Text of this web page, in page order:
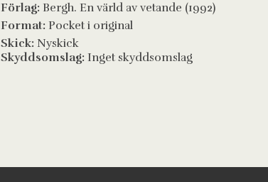
Förlag: Bergh. En värld av vetande (1992)
Format: Pocket i original
Skick: Nyskick
Skyddsomslag: Inget skyddsomslag